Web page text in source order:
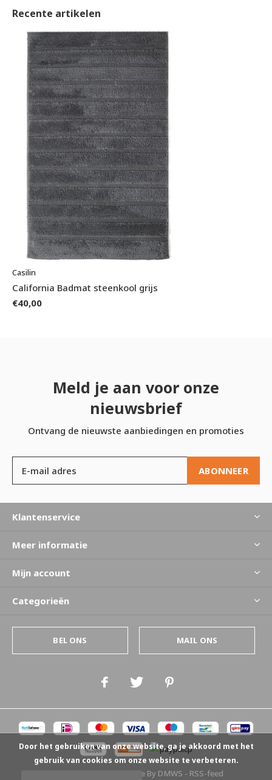
Recente artikelen
Casilin
California Badmat steenkool grijs
€40,00
Meld je aan voor onze
nieuwsbrief
Ontvang de nieuwste aanbiedingen en promoties
ABONNEER
Klantenservice
Meer informatie
Mijn account
Categorieën
BEL ONS MAIL ONS
- Theme By DMWS - RSS-feed
Door het gebruiken van onze website, ga je akkoord met het
gebruik van cookies om onze website te verbeteren.